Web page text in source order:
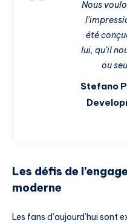
Nous
été
lui, qu’il
ou
Stefano
Les défis de
moderne
Les fans d’aujourd’hui sont